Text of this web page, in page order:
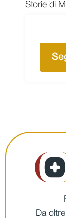
Storie di
Da oltre